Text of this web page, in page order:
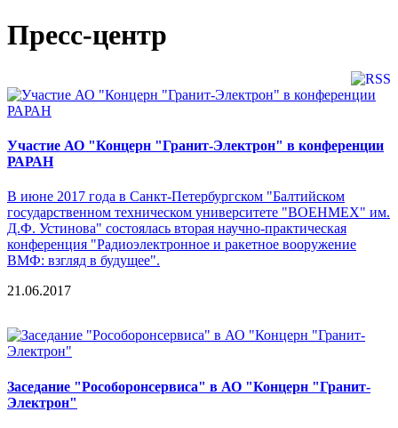
Пресс-центр
Участие АО "Концерн "Гранит-Электрон" в конференции
РАРАН
В июне 2017 года в Санкт-Петербургском "Балтийском
государственном техническом университете "ВОЕНМЕХ" им.
Д.Ф. Устинова" состоялась вторая научно-практическая
конференция "Радиоэлектронное и ракетное вооружение
ВМФ: взгляд в будущее".
21.06.2017
Заседание "Рособоронсервиса" в АО "Концерн "Гранит-
Электрон"